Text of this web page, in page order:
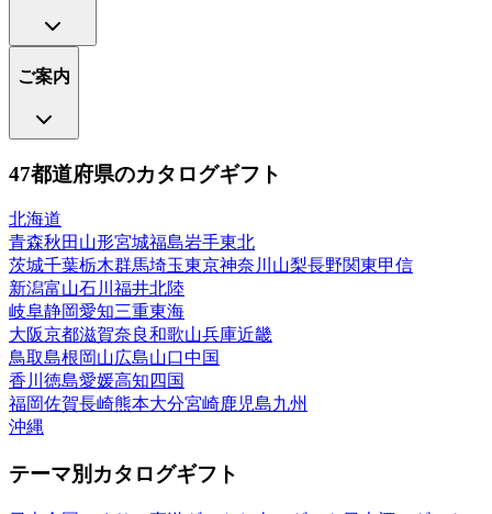
ご案内
47都道府県のカタログギフト
北海道
青森秋田 山形宮城福島岩手東北
茨城千葉栃木群馬埼玉東京神奈川 山梨長野関東甲信
新潟富山石川 福井北陸
岐阜静岡愛知三重東海
大阪京都滋賀奈良和歌山兵庫近畿
鳥取島根 岡山広島山口 中国
香川 徳島愛媛高知 四国
福岡佐賀長崎熊本大分宮崎鹿児島九州
沖縄
テーマ別カタログギフト